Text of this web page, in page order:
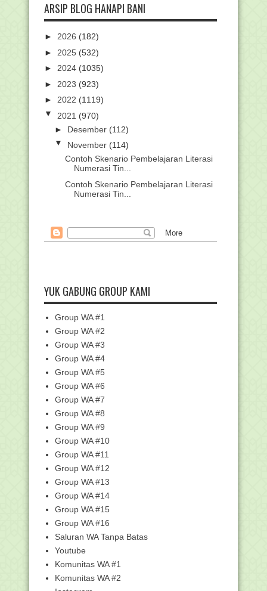
ARSIP BLOG HANAPI BANI
► 2026 (182)
► 2025 (532)
► 2024 (1035)
► 2023 (923)
► 2022 (1119)
▼ 2021 (970)
► Desember (112)
▼ November (114)
Contoh Skenario Pembelajaran Literasi
Numerasi Tin...
Contoh Skenario Pembelajaran Literasi
Numerasi Tin...
Kemenag Lakukan Penilaian Secara
Mandiri Lektor Ke...
Contoh Skenario Pembelajaran Literasi
Numerasi
Madrasah pada Seme...
Pemerintah Telah Menetapkan Hari
Libur Nasional Ta...
Siswi MAN 1 Jembrana Terpilih Jadi
Duta Moderasi B...
Bersaing dengan Pesantren, MTsN 1
Alor Juara III S...
Kumpulan Twibbon HUT KORPRI Ke-
50 Tahun 2021 Seba...
Menag: Per 1 Desember 2021,
Penerbangan Indonesia ...
SKB CPNS, Kemenag: Peserta Unggah
DRH Sebelum 30 N...
Penetapan Peserta AKGTK Tahun 2021
Kumpulan Twibbon Hari Guru Nasional
25 November 20...
Kumpulan Link Twibbon Hari Guru
Nasional 2021 dan ...
Juknis 2022 Terbit, Alokasi Maksimal
Gaji Honorer ...
Edaran Persiapan Pencairan Dana BOP
YUK GABUNG GROUP KAMI
Group WA #1
Group WA #2
Group WA #3
Group WA #4
Group WA #5
Group WA #6
Group WA #7
Group WA #8
Group WA #9
Group WA #10
Group WA #11
Group WA #12
Group WA #13
Group WA #14
Group WA #15
Group WA #16
Saluran WA Tanpa Batas
Youtube
Komunitas WA #1
Komunitas WA #2